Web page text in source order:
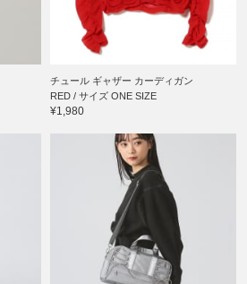
チュール ギャザー カーディガン
RED / サイズ ONE SIZE
¥1,980